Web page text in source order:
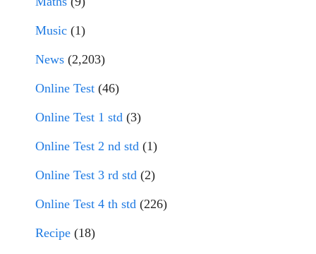
Music (1)
News (2,203)
Online Test (46)
Online Test 1 std (3)
Online Test 2 nd std (1)
Online Test 3 rd std (2)
Online Test 4 th std (226)
Recipe (18)